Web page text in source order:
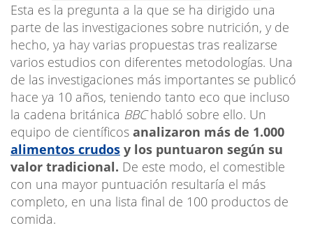
Esta es la pregunta a la que se ha dirigido una
parte de las investigaciones sobre nutrición, y de
hecho, ya hay varias propuestas tras realizarse
varios estudios con diferentes metodologías. Una
de las investigaciones más importantes se publicó
hace ya 10 años, teniendo tanto eco que incluso
la cadena británica BBChabló sobre ello. Un
equipo de científicos analizaron más de 1.000
alimentos crudos y los puntuaron según su
valor tradicional. De este modo, el comestible
con una mayor puntuación resultaría el más
completo, en una lista final de 100 productos de
comida.